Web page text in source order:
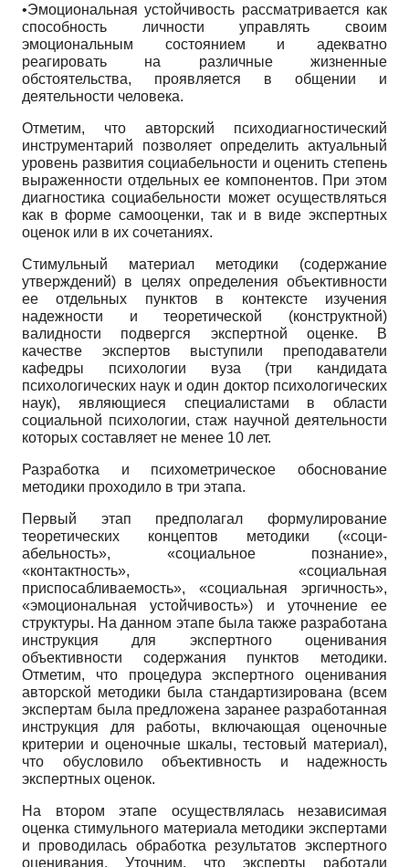
•Эмоциональная устойчивость рассматривается как
способность личности управлять своим
эмоциональным состоянием и адекватно
реагировать на различные жизненные
обстоятельства, проявляется в общении и
деятельности человека.
Отметим, что авторский психодиагностический
инструментарий позволяет определить актуальный
уровень развития социабельности и оценить степень
выраженности отдельных ее компонентов. При этом
диагностика социабельности может осуществляться
как в форме самооценки, так и в виде экспертных
оценок или в их сочетаниях.
Стимульный материал методики (содержание
утверждений) в целях определения объективности
ее отдельных пунктов в контексте изучения
надежности и теоретической (конструктной)
валидности подвергся экспертной оценке. В
качестве экспертов выступили преподаватели
кафедры психологии вуза (три кандидата
психологических наук и один доктор психологических
наук), являющиеся специалистами в области
социальной психологии, стаж научной деятельности
которых составляет не менее 10 лет.
Разработка и психометрическое обоснование
методики проходило в три этапа.
Первый этап предполагал формулирование
теоретических концептов методики («соци-
абельность», «социальное познание»,
«контактность», «социальная
приспосабливаемость», «социальная эргичность»,
«эмоциональная устойчивость») и уточнение ее
структуры. На данном этапе была также разработана
инструкция для экспертного оценивания
объективности содержания пунктов методики.
Отметим, что процедура экспертного оценивания
авторской методики была стандартизирована (всем
экспертам была предложена заранее разработанная
инструкция для работы, включающая оценочные
критерии и оценочные шкалы, тестовый материал),
что обусловило объективность и надежность
экспертных оценок.
На втором этапе осуществлялась независимая
оценка стимульного материала методики экспертами
и проводилась обработка результатов экспертного
оценивания. Уточним, что эксперты работали